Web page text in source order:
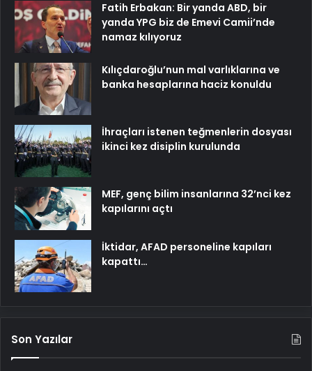
Fatih Erbakan: Bir yanda ABD, bir
yanda YPG biz de Emevi Camii’nde
namaz kılıyoruz
Kılıçdaroğlu’nun mal varlıklarına ve
banka hesaplarına haciz konuldu
İhraçları istenen teğmenlerin dosyası
ikinci kez disiplin kurulunda
MEF, genç bilim insanlarına 32’nci kez
kapılarını açtı
İktidar, AFAD personeline kapıları
kapattı…
Son Yazılar